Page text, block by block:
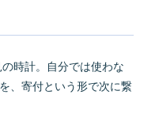
時計。自分では使わな
、寄付という形で次に繋